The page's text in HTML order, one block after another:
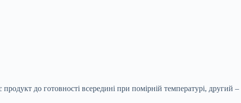
до готовності всередині при помірній температурі, другий –